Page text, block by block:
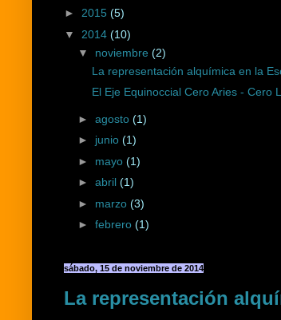
► 2015 (5)
▼ 2014 (10)
▼ noviembre (2)
La representación alquímica en la
El Eje Equinoccial Cero Aries - Cero
► agosto (1)
► junio (1)
► mayo (1)
► abril (1)
► marzo (3)
► febrero (1)
sábado, 15 de noviembre de 2014
La representación